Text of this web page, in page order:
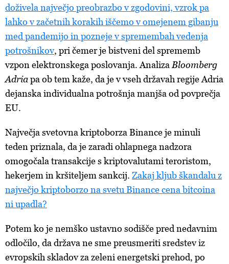
doživela največjo preobrazbo v zgodovini, vzrok pa
lahko v začetnih korakih iščemo v omejenem gibanju
med pandemijo in pozneje v spremembah vedenja
potrošnikov, pri čemer je bistveni del sprememb
vzpon elektronskega poslovanja. Analiza Bloomberg
Adriapa ob tem kaže, da je v vseh državah regije Adria
dejanska individualna potrošnja manjša od povprečja
EU.
Največja svetovna kriptoborza Binance je minuli
teden priznala, da je zaradi ohlapnega nadzora
omogočala transakcije s kriptovalutami teroristom,
hekerjem in kršiteljem sankcij. Zakaj kljub škandalu z
največjo kriptoborzo na svetu Binance cena bitcoina
ni upadla?
Potem ko je nemško ustavno sodišče pred nedavnim
odločilo, da država ne sme preusmeriti sredstev iz
evropskih skladov za zeleni energetski prehod, po